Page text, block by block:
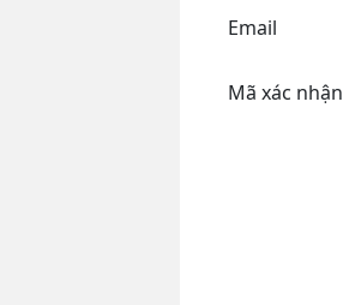
Email
Mã xác nhận